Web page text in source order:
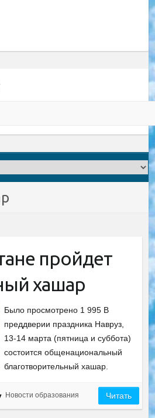
пройдет
хашар
Было просмотрено 1 995 В
преддверии праздника Навруз,
13-14 марта (пятница и суббота)
состоится общенациональный
благотворительный хашар.
Новости образования Читать